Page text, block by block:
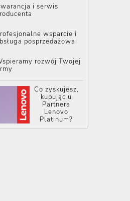
i serwis
wsparcie i
posprzedażowa
rozwój Twojej
Co zyskujesz,
kupując u
Partnera
Lenovo
Platinum?